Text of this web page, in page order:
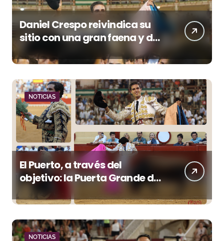
Daniel Crespo reivindica su
sitio con una gran faena y dos
orejas
NOTICIAS
El Puerto, a través del
objetivo: la Puerta Grande de
Crespo y el aroma de
Morante
NOTICIAS